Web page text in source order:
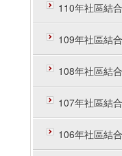
110年社區結
109年社區結
108年社區結
107年社區結
106年社區結